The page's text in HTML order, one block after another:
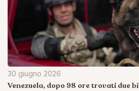
30 giugno 2026
Venezuela, dopo 98 ore trovati due